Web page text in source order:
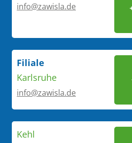
info@zawisla.de
Filiale
Karlsruhe
info@zawisla.de
Kehl